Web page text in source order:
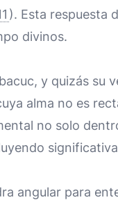
). Esta respuesta
divinos.
y quizás su
alma no es
no solo
angular para